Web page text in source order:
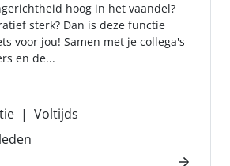
hoog in het vaandel?
sterk? Dan is deze functie
voor jou! Samen met je collega's
en de...
Voltijds